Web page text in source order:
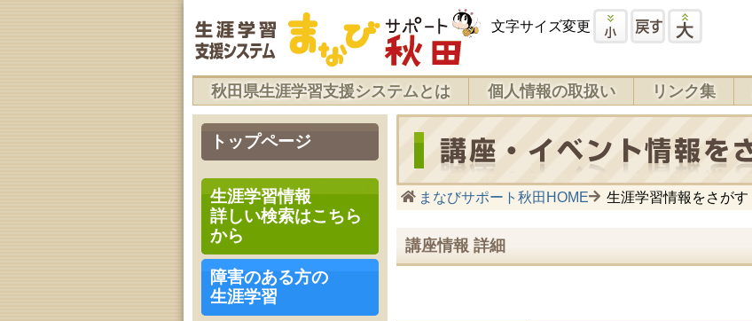
文字サイズ変更
秋田県生涯学習支援システムとは 個人情報の取扱い リンク集
トップページ
生涯学習情報
詳しい検索はこちら
から
障害のある方の
生涯学習
まなびサポート秋田HOME 生涯学習情報をさがす
講座情報 詳細